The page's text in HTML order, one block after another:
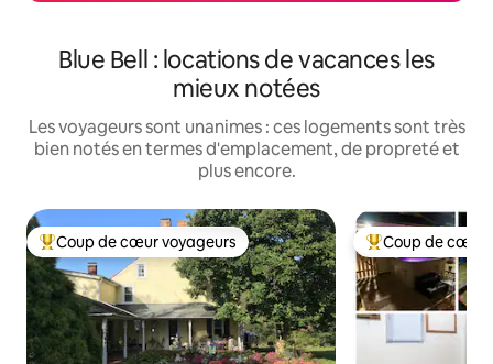
Blue Bell : locations de vacances les
mieux notées
Les voyageurs sont unanimes : ces logements sont très
bien notés en termes d'emplacement, de propreté et
plus encore.
Coups de cœur voyageurs les plus appréciés
Coup de cœur voyageurs Coups de cœur
Coup de cœur